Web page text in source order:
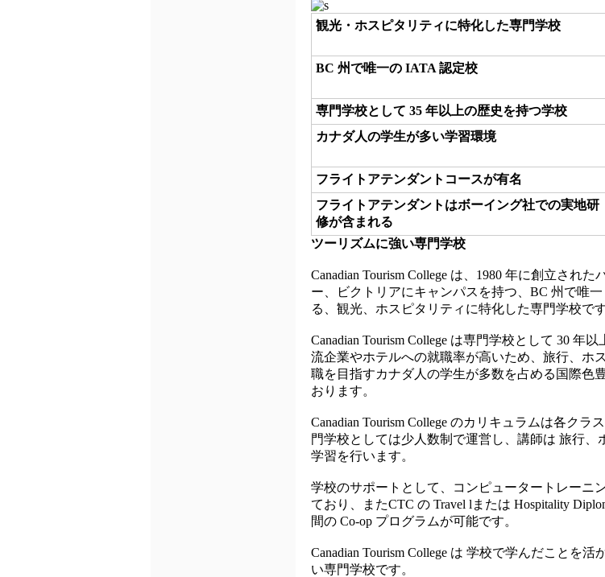
観光・ホスピタリティに特化した専門学校
BC 州で唯一の IATA 認定校
専門学校として 35 年以上の歴史を持つ学校
カナダ人の学生が多い学習環境
フライトアテンダントコースが有名
フライトアテンダントはボーイング社での実地研
修が含まれる
ツーリズムに強い専門学校
Canadian Tourism College は、1980 年に創立された
ー、ビクトリアにキャンパスを持つ、BC 州で唯
る、観光、ホスピタリティに特化した専門学校です
Canadian Tourism College は専門学校として 30 年
流企業やホテルへの就職率が高いため、旅行、ホ
職を目指すカナダ人の学生が多数を占める国際色
おります。
Canadian Tourism College のカリキュラムは各クラ
門学校としては少人数制で運営し、講師は 旅行
学習を行います。
学校のサポートとして、コンピュータートレーニ
ており、またCTC の Travel lまたは Hospitality
間の Co-op プログラムが可能です。
Canadian Tourism College は 学校で学んだことを
い専門学校です。